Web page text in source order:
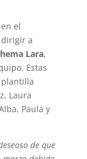
el
a
Lara,
Estas
Laura
Paula y
de que